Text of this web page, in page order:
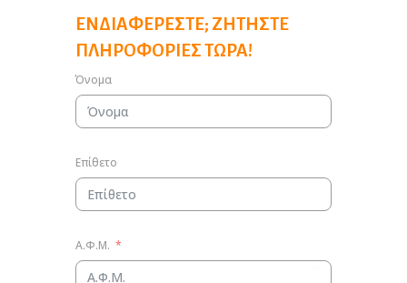
ΕΝΔΙΑΦΈΡΕΣΤΕ; ΖΗΤΉΣΤΕ
ΠΛΗΡΟΦΟΡΊΕΣ ΤΏΡΑ!
Όνομα
Επίθετο
Α.Φ.Μ.